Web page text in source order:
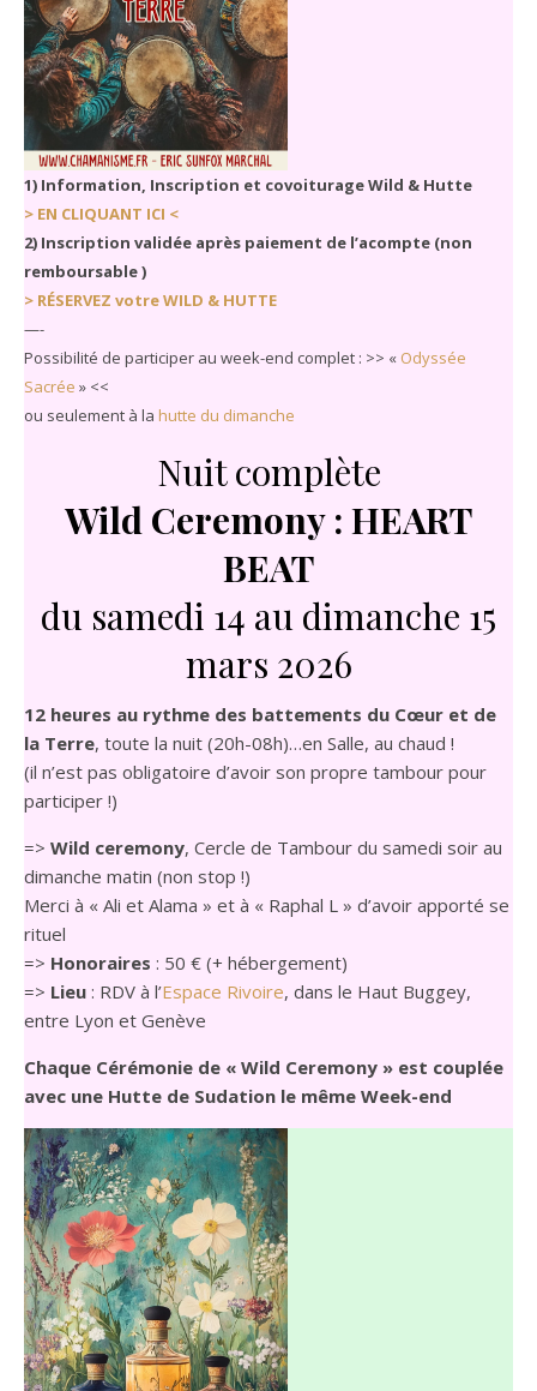
1) Information, Inscription et covoiturage Wild & Hutte
> EN CLIQUANT ICI <
2) Inscription validée après paiement de l’acompte (non
remboursable )
> RÉSERVEZ votre WILD & HUTTE
—-
Possibilité de participer au week-end complet : >> « Odyssée
Sacrée » <<
ou seulement à la hutte du dimanche
Nuit complète
Wild Ceremony : HEART
BEAT
du samedi 14 au dimanche 15
mars 2026
12 heures au rythme des battements du Cœur et de
la Terre, toute la nuit (20h-08h)…en Salle, au chaud !
(il n’est pas obligatoire d’avoir son propre tambour pour
participer !)
=> Wild ceremony, Cercle de Tambour du samedi soir au
dimanche matin (non stop !)
Merci à « Ali et Alama » et à « Raphal L » d’avoir apporté se
rituel
=> Honoraires : 50 € (+ hébergement)
=> Lieu : RDV à l’Espace Rivoire, dans le Haut Buggey,
entre Lyon et Genève
Chaque Cérémonie de « Wild Ceremony » est couplée
avec une Hutte de Sudation le même Week-end